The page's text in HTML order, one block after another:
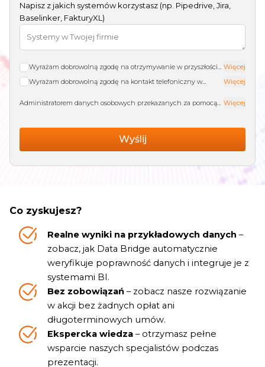
Napisz z jakich systemów korzystasz (np. Pipedrive, Jira,
Baselinker, FakturyXL)
Wyrażam dobrowolną zgodę na otrzymywanie w przyszłości
od Astrafox Sp. z o.o. treści marketingowych i handlowych
podany przeze mnie adres e-mail zgodnie z Polityką
odwołana w każdym czasie.
Więcej
Wyrażam dobrowolną zgodę na kontakt telefoniczny w
mi treści marketingowych i handlowych dotyczących oferty
zgoda może być odwołana w każdym czasie.
Więcej
Administratorem danych osobowych przekazanych za pomocą
Astrafox sp. z o.o. z siedzibą w Warszawie. Dane osobowe będą
przetwarzane w celu dobrania odpowiedniego konsultanta,
umówienia oraz przeprowadzenia konsultacji. Masz prawo
prywatności.
Więcej
Wyślij
Co zyskujesz?
Realne wyniki na przykładowych danych –
zobacz, jak Data Bridge automatycznie
weryfikuje poprawność danych i integruje je z
systemami BI.
Bez zobowiązań – zobacz nasze rozwiązanie
w akcji bez żadnych opłat ani
długoterminowych umów.
Ekspercka wiedza – otrzymasz pełne
wsparcie naszych specjalistów podczas
prezentacji.